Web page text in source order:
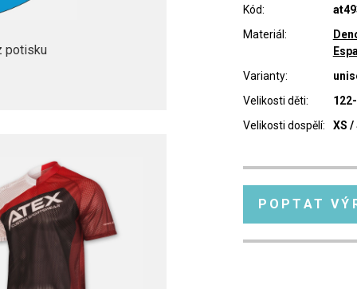
Kód:
Materiál:
Varianty:
Velikosti děti:
Velikosti dospělí:
XS /
POPTAT
potisku